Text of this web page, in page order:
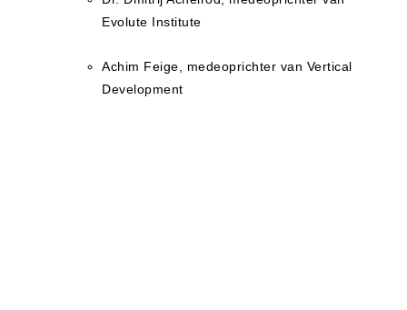
Evolute Institute
Achim Feige, medeoprichter van Vertical
Development